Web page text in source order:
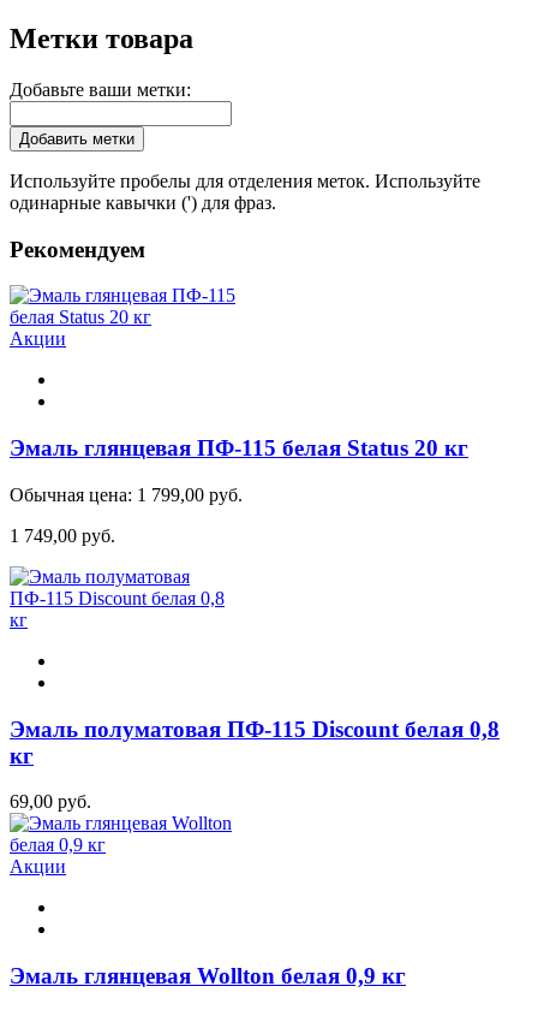
Метки товара
Добавьте ваши метки:
Добавить метки
Используйте пробелы для отделения меток. Используйте
одинарные кавычки (') для фраз.
Рекомендуем
Акции
Эмаль глянцевая ПФ-115 белая Status 20 кг
Обычная цена: 1 799,00 руб.
1 749,00 руб.
Эмаль полуматовая ПФ-115 Discount белая 0,8
кг
69,00 руб.
Акции
Эмаль глянцевая Wollton белая 0,9 кг